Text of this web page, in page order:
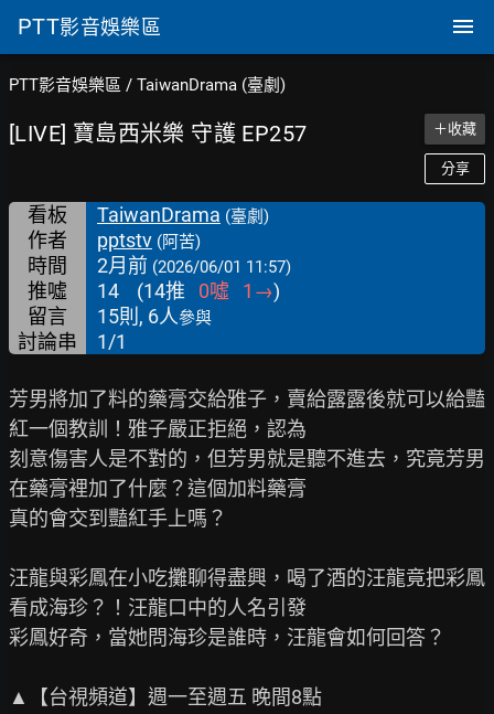
PTT影音娛樂區
PTT影音娛樂區 / TaiwanDrama (臺劇)
[LIVE] 寶島西米樂 守護 EP257 ＋收藏
分享
看板 TaiwanDrama (臺劇)
作者 pptstv (阿苦)
時間 2月前 (2026/06/01 11:57)
推噓 14 (14推 0噓 1 →)
留言
15則, 6人參與
討論串 1/1
芳男將加了料的藥膏交給雅子，賣給露露後就可以給豔
紅一個教訓！雅子嚴正拒絕，認為
刻意傷害人是不對的，但芳男就是聽不進去，究竟芳男
在藥膏裡加了什麼？這個加料藥膏
真的會交到豔紅手上嗎？
汪龍與彩鳳在小吃攤聊得盡興，喝了酒的汪龍竟把彩鳳
看成海珍？！汪龍口中的人名引發
彩鳳好奇，當她問海珍是誰時，汪龍會如何回答？
▲【台視頻道】週一至週五 晚間8點